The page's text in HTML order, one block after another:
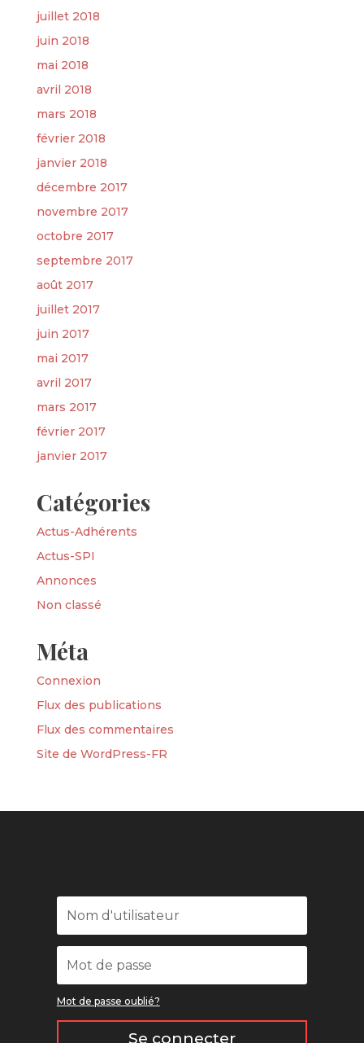
juillet 2018
juin 2018
mai 2018
avril 2018
mars 2018
février 2018
janvier 2018
décembre 2017
novembre 2017
octobre 2017
septembre 2017
août 2017
juillet 2017
juin 2017
mai 2017
avril 2017
mars 2017
février 2017
janvier 2017
Catégories
Actus-Adhérents
Actus-SPI
Annonces
Non classé
Méta
Connexion
Flux des publications
Flux des commentaires
Site de WordPress-FR
Mot de passe oublié?
Se connecter